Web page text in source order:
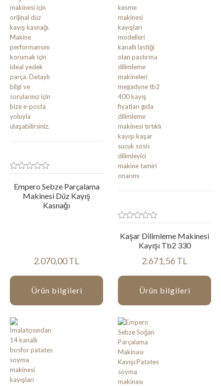
Empero Sebze Parçalama
Makinesi Düz Kayış
Kasnağı
2.070,00 TL
Ürün bilgileri
Kaşar Dilimleme Makinesi
Kayışı Tb2 330
2.671,56 TL
Ürün bilgileri